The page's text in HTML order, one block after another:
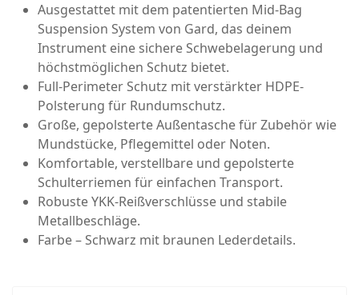
Ausgestattet mit dem patentierten Mid-Bag
Suspension System von Gard, das deinem
Instrument eine sichere Schwebelagerung und
höchstmöglichen Schutz bietet.
Full-Perimeter Schutz mit verstärkter HDPE-
Polsterung für Rundumschutz.
Große, gepolsterte Außentasche für Zubehör wie
Mundstücke, Pflegemittel oder Noten.
Komfortable, verstellbare und gepolsterte
Schulterriemen für einfachen Transport.
Robuste YKK-Reißverschlüsse und stabile
Metallbeschläge.
Farbe – Schwarz mit braunen Lederdetails.